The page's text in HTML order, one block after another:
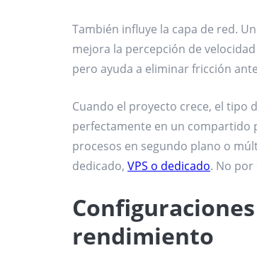
También influye la capa de red.
mejora la percepción de
pero ayuda a eliminar fricción
Cuando el proyecto crece, el
perfectamente en un compartido
procesos en segundo plano o
dedicado, VPS o dedicado. No
rendimiento